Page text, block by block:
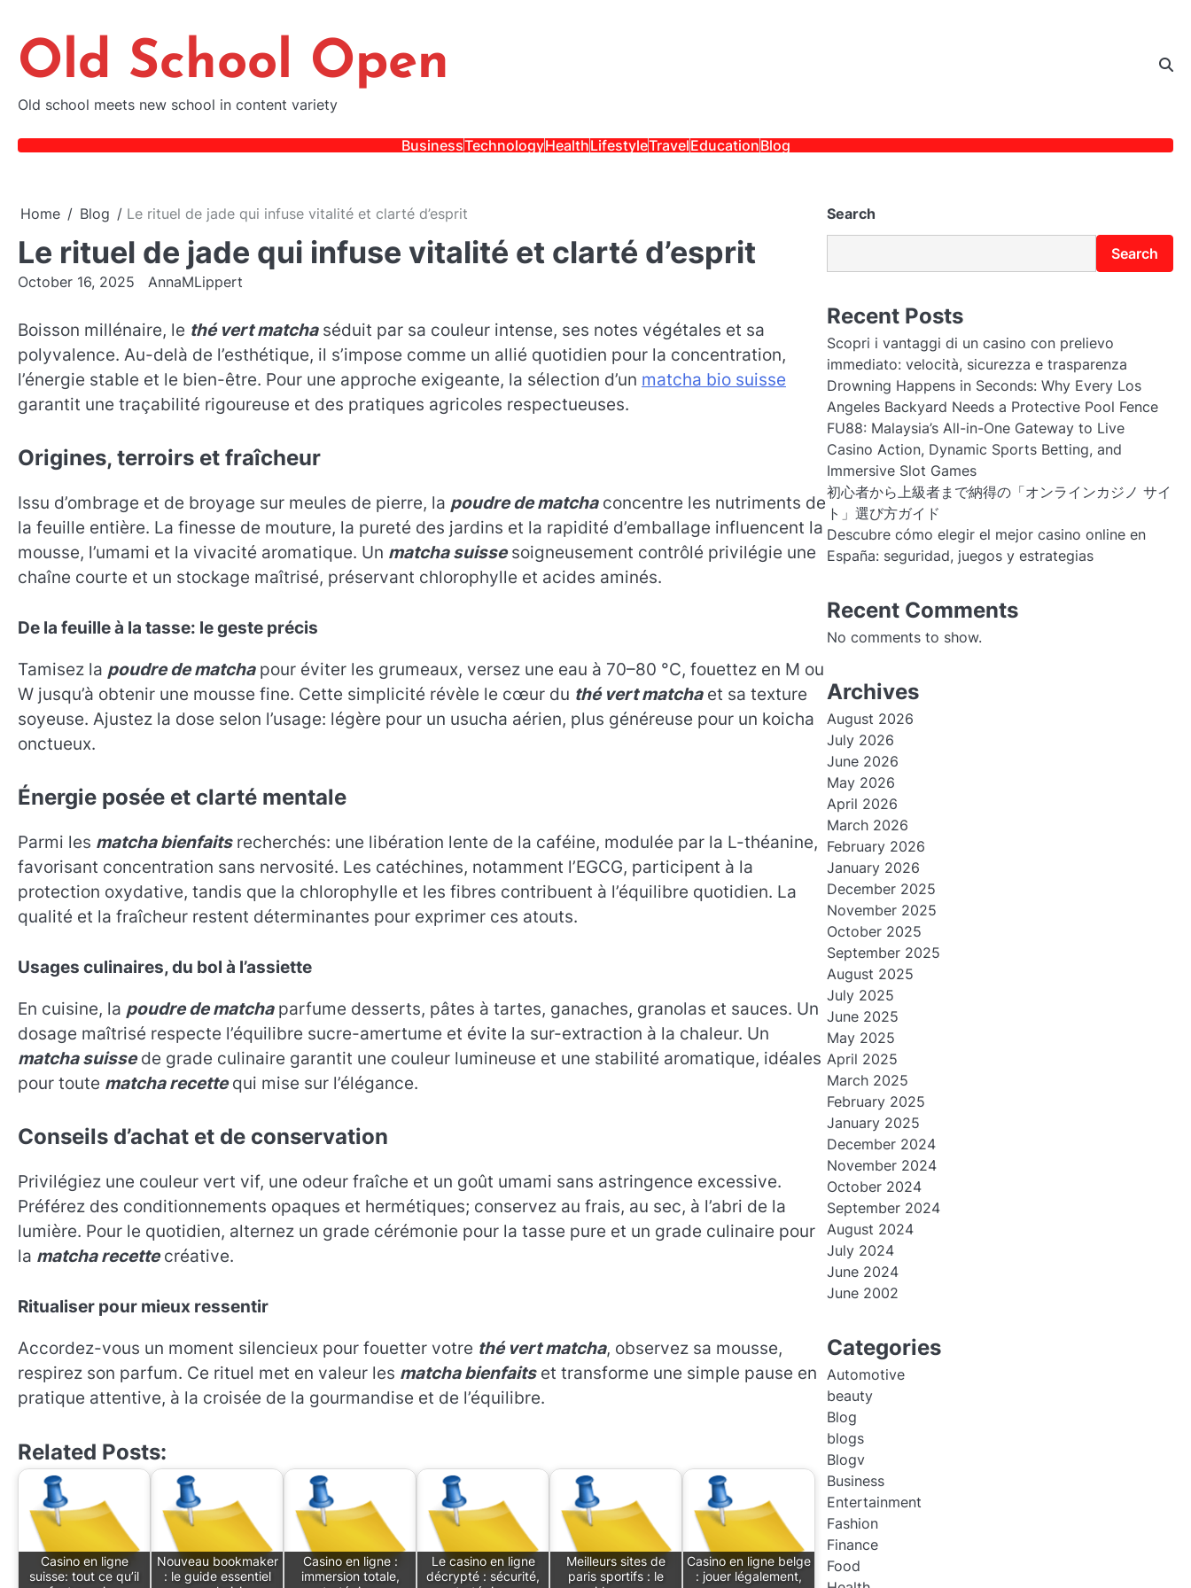
content
Old School Open
Old school meets new school in content variety
BusinessTechnologyHealthLifestyleTravelEducationBlog
Home Blog Le rituel de jade qui infuse vitalité et clarté d’esprit
Le rituel de jade qui infuse vitalité et clarté d’esprit
October 16, 2025 AnnaMLippert
Boisson millénaire, le thé vert matchaséduit par sa couleur intense, ses notes végétales et sa
polyvalence. Au-delà de l’esthétique, il s’impose comme un allié quotidien pour la concentration,
l’énergie stable et le bien-être. Pour une approche exigeante, la sélection d’un matcha bio suisse
garantit une traçabilité rigoureuse et des pratiques agricoles respectueuses.
Origines, terroirs et fraîcheur
Issu d’ombrage et de broyage sur meules de pierre, la poudre de matchaconcentre les nutriments de
la feuille entière. La finesse de mouture, la pureté des jardins et la rapidité d’emballage influencent la
mousse, l’umami et la vivacité aromatique. Un matcha suissesoigneusement contrôlé privilégie une
chaîne courte et un stockage maîtrisé, préservant chlorophylle et acides aminés.
De la feuille à la tasse: le geste précis
Tamisez la poudre de matchapour éviter les grumeaux, versez une eau à 70–80 °C, fouettez en M ou
W jusqu’à obtenir une mousse fine. Cette simplicité révèle le cœur du thé vert matchaet sa texture
soyeuse. Ajustez la dose selon l’usage: légère pour un usucha aérien, plus généreuse pour un koicha
onctueux.
Énergie posée et clarté mentale
Parmi les matcha bienfaitsrecherchés: une libération lente de la caféine, modulée par la L-théanine,
favorisant concentration sans nervosité. Les catéchines, notamment l’EGCG, participent à la
protection oxydative, tandis que la chlorophylle et les fibres contribuent à l’équilibre quotidien. La
qualité et la fraîcheur restent déterminantes pour exprimer ces atouts.
Usages culinaires, du bol à l’assiette
En cuisine, la poudre de matchaparfume desserts, pâtes à tartes, ganaches, granolas et sauces. Un
dosage maîtrisé respecte l’équilibre sucre-amertume et évite la sur-extraction à la chaleur. Un
matcha suissede grade culinaire garantit une couleur lumineuse et une stabilité aromatique, idéales
pour toute matcha recettequi mise sur l’élégance.
Conseils d’achat et de conservation
Privilégiez une couleur vert vif, une odeur fraîche et un goût umami sans astringence excessive.
Préférez des conditionnements opaques et hermétiques; conservez au frais, au sec, à l’abri de la
lumière. Pour le quotidien, alternez un grade cérémonie pour la tasse pure et un grade culinaire pour
la matcha recettecréative.
Ritualiser pour mieux ressentir
Accordez-vous un moment silencieux pour fouetter votre thé vert matcha, observez sa mousse,
respirez son parfum. Ce rituel met en valeur les matcha bienfaitset transforme une simple pause en
pratique attentive, à la croisée de la gourmandise et de l’équilibre.
Related Posts:
Casino en ligne
suisse: tout ce qu’il
Nouveau bookmaker
: le guide essentiel
Casino en ligne :
immersion totale,
Le casino en ligne
décrypté : sécurité,
Meilleurs sites de
paris sportifs : le
Casino en ligne belge
: jouer légalement,
Search
Search
Recent Posts
Scopri i vantaggi di un casino con prelievo
immediato: velocità, sicurezza e trasparenza
Drowning Happens in Seconds: Why Every Los
Angeles Backyard Needs a Protective Pool Fence
FU88: Malaysia’s All-in-One Gateway to Live
Casino Action, Dynamic Sports Betting, and
Immersive Slot Games
初心者から上級者まで納得の「オンラインカジノ サイ
ト」選び方ガイド
Descubre cómo elegir el mejor casino online en
España: seguridad, juegos y estrategias
Recent Comments
No comments to show.
Archives
August 2026
July 2026
June 2026
May 2026
April 2026
March 2026
February 2026
January 2026
December 2025
November 2025
October 2025
September 2025
August 2025
July 2025
June 2025
May 2025
April 2025
March 2025
February 2025
January 2025
December 2024
November 2024
October 2024
September 2024
August 2024
July 2024
June 2024
June 2002
Categories
Automotive
beauty
Blog
blogs
Blogv
Business
Entertainment
Fashion
Finance
Food